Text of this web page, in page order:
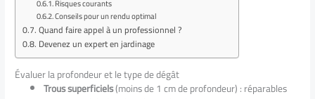
Risques courants
Conseils pour un rendu optimal
Quand faire appel à un professionnel ?
Devenez un expert en jardinage
Évaluer la profondeur et le type de dégât
Trous superficiels(moins de 1 cm de profondeur) : réparables